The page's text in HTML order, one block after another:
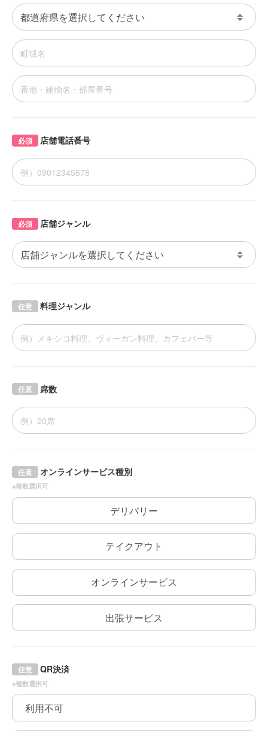
店舗電話番号
必須
店舗ジャンル
必須
料理ジャンル
任意
席数
任意
オンラインサービス種別
任意
※複数選択可
デリバリー
テイクアウト
オンラインサービス
出張サービス
QR決済
任意
※複数選択可
利用不可